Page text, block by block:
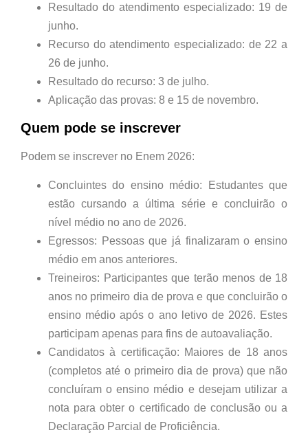
Resultado do atendimento especializado: 19 de
junho.
Recurso do atendimento especializado: de 22 a
26 de junho.
Resultado do recurso: 3 de julho.
Aplicação das provas: 8 e 15 de novembro.
Quem pode se inscrever
Podem se inscrever no Enem 2026:
Concluintes do ensino médio: Estudantes que
estão cursando a última série e concluirão o
nível médio no ano de 2026.
Egressos: Pessoas que já finalizaram o ensino
médio em anos anteriores.
Treineiros: Participantes que terão menos de 18
anos no primeiro dia de prova e que concluirão o
ensino médio após o ano letivo de 2026. Estes
participam apenas para fins de autoavaliação.
Candidatos à certificação: Maiores de 18 anos
(completos até o primeiro dia de prova) que não
concluíram o ensino médio e desejam utilizar a
nota para obter o certificado de conclusão ou a
Declaração Parcial de Proficiência.